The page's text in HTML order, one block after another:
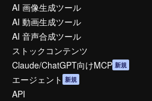
AI 画像生成ツール
AI 動画生成ツール
AI 音声合成ツール
ストックコンテンツ
Claude/ChatGPT向けMCP 新規
エージェント 新規
API